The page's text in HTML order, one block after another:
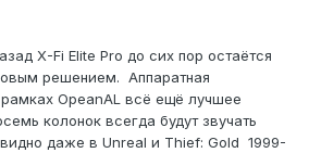
X-Fi Elite Pro до сих пор остаётся
решением. Аппаратная
OpeanAL всё ещё лучшее
колонок всегда будут звучать
даже в Unreal и Thief: Gold 1999-